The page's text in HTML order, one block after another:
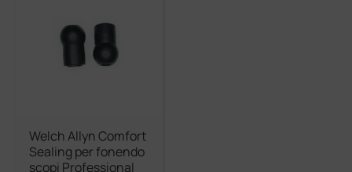
Welch Allyn Comfort
Sealing per fonendo
scopi Professional